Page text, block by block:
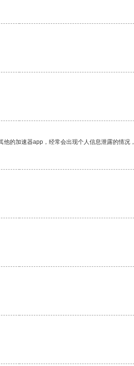
的加速器app，经常会出现个人信息泄露的情况